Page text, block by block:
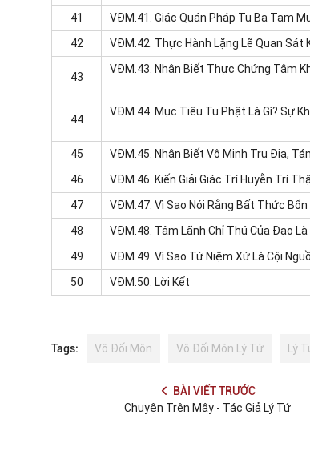
41
VĐM.41. Giác Quán Pháp Tu Ba Tam
42
VĐM.42. Thực Hành Lặng Lẽ Quan Sát
43
VĐM.43. Nhận Biết Thực Chứng Tâm
44
VĐM.44. Mục Tiêu Tu Phật Là Gì? Sự
45
VĐM.45. Nhận Biết Vô Minh Trụ Địa,
46
VĐM.46. Kiến Giải Giác Trí Huyễn Trí
47
VĐM.47. Vì Sao Nói Rằng Bất Thức
48
VĐM.48. Tâm Lãnh Chỉ Thú Của Đạo
49
VĐM.49. Vì Sao Tứ Niệm Xứ Là Cội
50
VĐM.50. Lời Kết
Tags: Vô Đối Môn Vô Đối Môn Lý Tứ Lý
BÀI VIẾT TRƯỚC
Chuyện Trên Mây - Tác Giả Lý Tứ